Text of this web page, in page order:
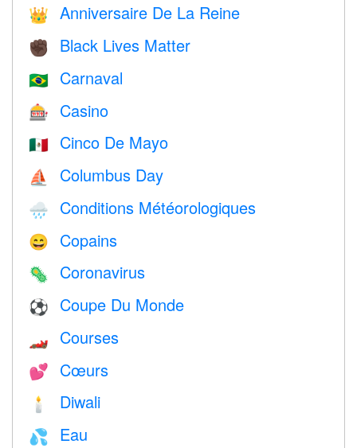
👑 Anniversaire De La Reine
✊🏿 Black Lives Matter
🇧🇷 Carnaval
🎰 Casino
🇲🇽 Cinco De Mayo
⛵️ Columbus Day
🌧 Conditions Météorologiques
😄 Copains
🦠 Coronavirus
⚽ Coupe Du Monde
🏎 Courses
💕 Cœurs
🕯 Diwali
💦 Eau